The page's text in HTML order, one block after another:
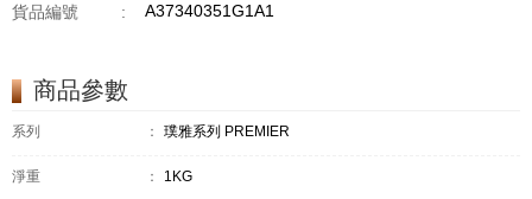
貨品編號 : A37340351G1A1
商品參數
系列 ： 璞雅系列 PREMIER
淨重 ： 1KG